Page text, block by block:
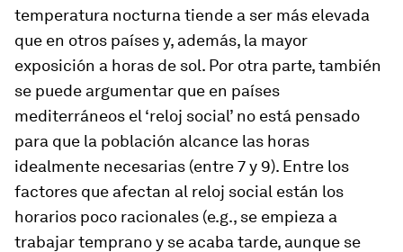
temperatura nocturna tiende a ser más elevada
que en otros países y, además, la mayor
exposición a horas de sol. Por otra parte, también
se puede argumentar que en países
mediterráneos el ‘reloj social’ no está pensado
para que la población alcance las horas
idealmente necesarias (entre 7 y 9). Entre los
factores que afectan al reloj social están los
horarios poco racionales (e.g., se empieza a
trabajar temprano y se acaba tarde, aunque se